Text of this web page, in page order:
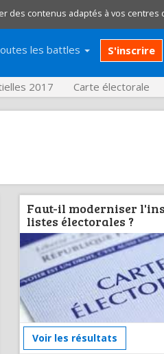
des contenus adaptés à vos centres
les battles S'inscrire
2017 Carte électorale
Faut-il moderniser
listes électorales ?
Voir les résultats